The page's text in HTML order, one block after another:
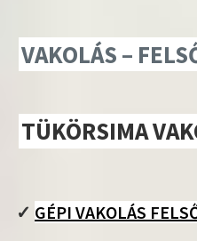
VAKOLÁS –
TÜKÖRSIMA
✓ GÉPI VAKOLÁS